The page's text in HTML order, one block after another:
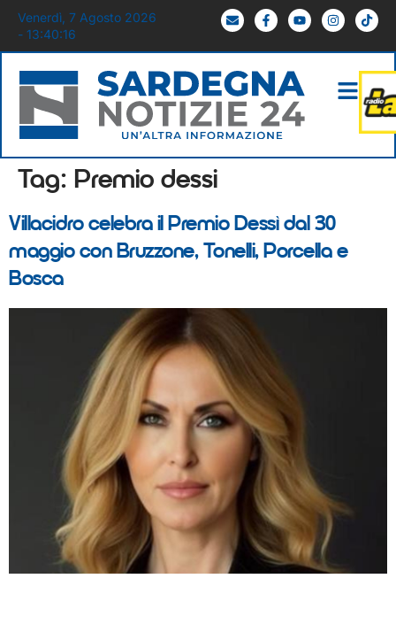
Venerdì, 7 Agosto 2026
- 13:40:16
Tag: Premio dessi
Villacidro celebra il Premio Dessì dal 30
maggio con Bruzzone, Tonelli, Porcella e
Bosca